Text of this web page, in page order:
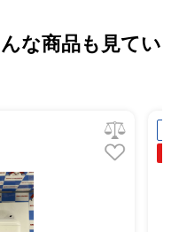
な商品も見てい